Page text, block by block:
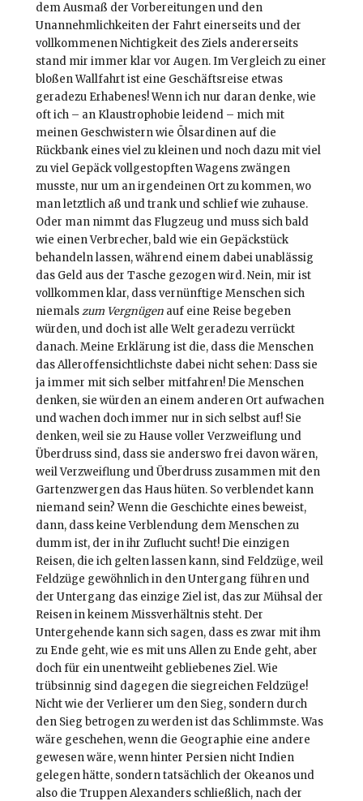
dem Ausmaß der Vorbereitungen und den
Unannehmlichkeiten der Fahrt einerseits und der
vollkommenen Nichtigkeit des Ziels andererseits
stand mir immer klar vor Augen. Im Vergleich zu einer
bloßen Wallfahrt ist eine Geschäftsreise etwas
geradezu Erhabenes! Wenn ich nur daran denke, wie
oft ich – an Klaustrophobie leidend – mich mit
meinen Geschwistern wie Ölsardinen auf die
Rückbank eines viel zu kleinen und noch dazu mit viel
zu viel Gepäck vollgestopften Wagens zwängen
musste, nur um an irgendeinen Ort zu kommen, wo
man letztlich aß und trank und schlief wie zuhause.
Oder man nimmt das Flugzeug und muss sich bald
wie einen Verbrecher, bald wie ein Gepäckstück
behandeln lassen, während einem dabei unablässig
das Geld aus der Tasche gezogen wird. Nein, mir ist
vollkommen klar, dass vernünftige Menschen sich
niemalszum Vergnügen auf eine Reise begeben
würden, und doch ist alle Welt geradezu verrückt
danach. Meine Erklärung ist die, dass die Menschen
das Alleroffensichtlichste dabei nicht sehen: Dass sie
ja immer mit sich selber mitfahren! Die Menschen
denken, sie würden an einem anderen Ort aufwachen
und wachen doch immer nur in sich selbst auf! Sie
denken, weil sie zu Hause voller Verzweiflung und
Überdruss sind, dass sie anderswo frei davon wären,
weil Verzweiflung und Überdruss zusammen mit den
Gartenzwergen das Haus hüten. So verblendet kann
niemand sein? Wenn die Geschichte eines beweist,
dann, dass keine Verblendung dem Menschen zu
dumm ist, der in ihr Zuflucht sucht! Die einzigen
Reisen, die ich gelten lassen kann, sind Feldzüge, weil
Feldzüge gewöhnlich in den Untergang führen und
der Untergang das einzige Ziel ist, das zur Mühsal der
Reisen in keinem Missverhältnis steht. Der
Untergehende kann sich sagen, dass es zwar mit ihm
zu Ende geht, wie es mit uns Allen zu Ende geht, aber
doch für ein unentweiht gebliebenes Ziel. Wie
trübsinnig sind dagegen die siegreichen Feldzüge!
Nicht wie der Verlierer um den Sieg, sondern durch
den Sieg betrogen zu werden ist das Schlimmste. Was
wäre geschehen, wenn die Geographie eine andere
gewesen wäre, wenn hinter Persien nicht Indien
gelegen hätte, sondern tatsächlich der Okeanos und
also die Truppen Alexanders schließlich, nach der